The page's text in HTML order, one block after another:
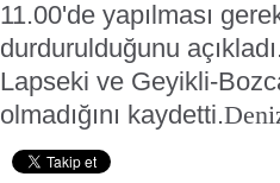
11.00'de yapılması
durdurulduğunu açıkladı.
Lapseki ve Geyikli-
olmadığını kaydetti.